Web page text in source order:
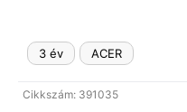
3 év ACER
Cikkszám: 391035